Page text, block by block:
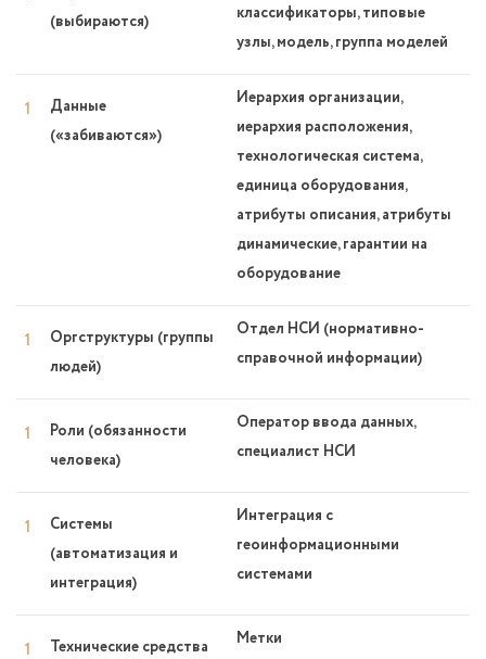
(выбираются)
классификаторы, типовые
узлы, модель, группа моделей
Данные
(«забиваются»)
Иерархия организации,
иерархия расположения,
технологическая система,
единица оборудования,
атрибуты описания, атрибуты
динамические, гарантии на
оборудование
Оргструктуры (группы
людей)
Отдел НСИ (нормативно-
справочной информации)
Роли (обязанности
человека)
Оператор ввода данных,
специалист НСИ
Системы
(автоматизация и
интеграция)
Интеграция с
геоинформационными
системами
Технические средства
Метки